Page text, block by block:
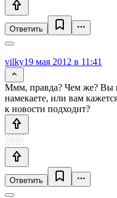
Ответить
vilky19 мая 2012 в 11:41
Ммм, правда? Чем же? Вы
намекаете, или вам
к новости подходит?
Ответить